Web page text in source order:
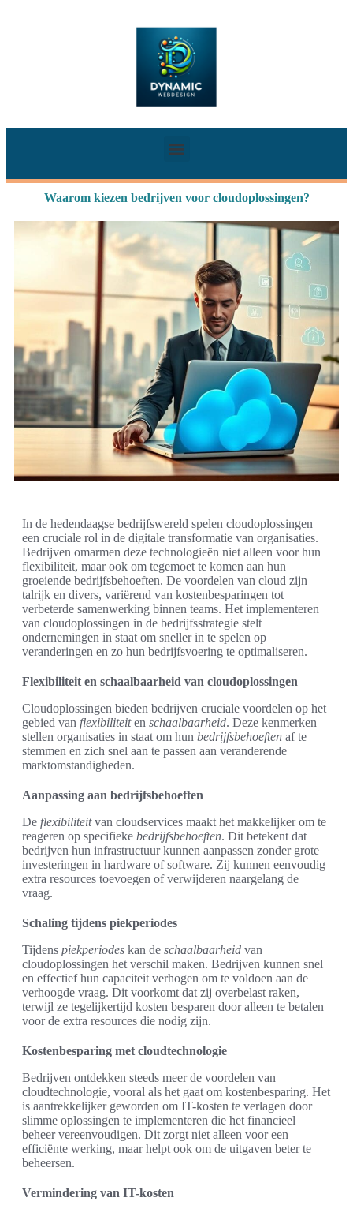
Waarom kiezen bedrijven voor cloudoplossingen?
In de hedendaagse bedrijfswereld spelen cloudoplossingen
een cruciale rol in de digitale transformatie van organisaties.
Bedrijven omarmen deze technologieën niet alleen voor hun
flexibiliteit, maar ook om tegemoet te komen aan hun
groeiende bedrijfsbehoeften. De voordelen van cloud zijn
talrijk en divers, variërend van kostenbesparingen tot
verbeterde samenwerking binnen teams. Het implementeren
van cloudoplossingen in de bedrijfsstrategie stelt
ondernemingen in staat om sneller in te spelen op
veranderingen en zo hun bedrijfsvoering te optimaliseren.
Flexibiliteit en schaalbaarheid van cloudoplossingen
Cloudoplossingen bieden bedrijven cruciale voordelen op het
gebied van flexibiliteiten schaalbaarheid. Deze kenmerken
stellen organisaties in staat om hun bedrijfsbehoeften af te
stemmen en zich snel aan te passen aan veranderende
marktomstandigheden.
Aanpassing aan bedrijfsbehoeften
De flexibiliteitvan cloudservices maakt het makkelijker om te
reageren op specifieke bedrijfsbehoeften. Dit betekent dat
bedrijven hun infrastructuur kunnen aanpassen zonder grote
investeringen in hardware of software. Zij kunnen eenvoudig
extra resources toevoegen of verwijderen naargelang de
vraag.
Schaling tijdens piekperiodes
Tijdens piekperiodes kan de schaalbaarheid van
cloudoplossingen het verschil maken. Bedrijven kunnen snel
en effectief hun capaciteit verhogen om te voldoen aan de
verhoogde vraag. Dit voorkomt dat zij overbelast raken,
terwijl ze tegelijkertijd kosten besparen door alleen te betalen
voor de extra resources die nodig zijn.
Kostenbesparing met cloudtechnologie
Bedrijven ontdekken steeds meer de voordelen van
cloudtechnologie, vooral als het gaat om kostenbesparing. Het
is aantrekkelijker geworden om IT-kosten te verlagen door
slimme oplossingen te implementeren die het financieel
beheer vereenvoudigen. Dit zorgt niet alleen voor een
efficiënte werking, maar helpt ook om de uitgaven beter te
beheersen.
Vermindering van IT-kosten